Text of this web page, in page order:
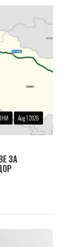
Aug 1 2026
ЗА